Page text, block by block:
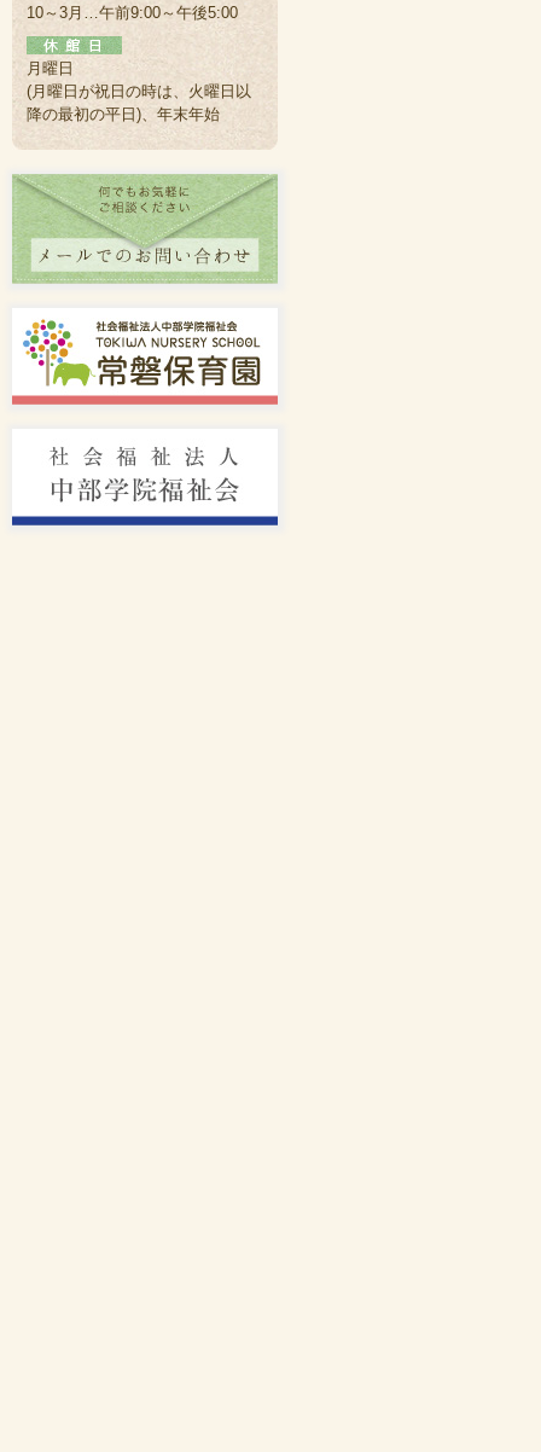
10～3月…午前9:00～午後5:00
月曜日
(月曜日が祝日の時は、火曜日以
降の最初の平日)、年末年始